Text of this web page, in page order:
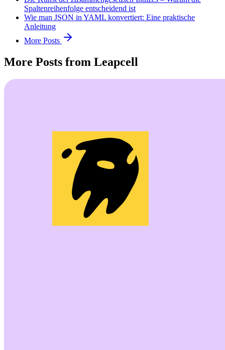
Spaltenreihenfolge entscheidend ist
Wie man JSON in YAML konvertiert: Eine praktische
Anleitung
More Posts
More Posts from Leapcell